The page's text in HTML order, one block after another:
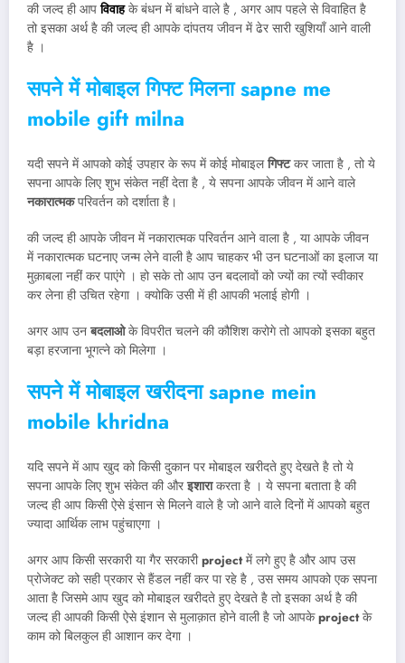
की जल्द ही आपविवाहके बंधन में बांधने वाले है , अगर आप पहले से विवाहित है
तो इसका अर्थ है की जल्द ही आपके दांपतय जीवन में ढेर सारी खुशियाँ आने वाली
है ।
सपने में मोबाइल गिफ्ट मिलनाsapne me
mobile gift milna
यदी सपने में आपको कोई उपहार के रूप में कोई मोबाइलगिफ्टकर जाता है , तो ये
सपना आपके लिए शुभ संकेत नहीं देता है , ये सपना आपके जीवन में आने वाले
नकारात्मकपरिवर्तन को दर्शाता है।
की जल्द ही आपके जीवन में नकारात्मक परिवर्तन आने वाला है , या आपके जीवन
में नकारात्मक घटनाए जन्म लेने वाली है आप चाहकर भी उन घटनाओं का इलाज या
मुक़ाबला नहीं कर पाएंगे । हो सके तो आप उन बदलावों को ज्यों का त्यों स्वीकार
कर लेना ही उचित रहेगा । क्योकि उसी में ही आपकी भलाई होगी ।
अगर आप उनबदलाओके विपरीत चलने की कौशिश करोगे तो आपको इसका बहुत
बड़ा हरजाना भूगत्ने को मिलेगा ।
सपने में मोबाइल खरीदनाsapne mein
mobile khridna
यदि सपने में आप खुद को किसी दुकान पर मोबाइल खरीदते हुए देखते है तो ये
सपना आपके लिए शुभ संकेत की औरइशाराकरता है । ये सपना बताता है की
जल्द ही आप किसी ऐसे इंसान से मिलने वाले है जो आने वाले दिनों में आपको बहुत
ज्यादा आर्थिक लाभ पहुंचाएगा ।
अगर आप किसी सरकारी या गैर सरकारीprojectमें लगे हुए है और आप उस
प्रोजेक्ट को सही प्रकार से हैंडल नहीं कर पा रहे है , उस समय आपको एक सपना
आता है जिसमे आप खुद को मोबाइल खरीदते हुए देखते है तो इसका अर्थ है की
जल्द ही आपकी किसी ऐसे इंशान से मुलाक़ात होने वाली है जो आपकेprojectके
काम को बिलकुल ही आशान कर देगा ।